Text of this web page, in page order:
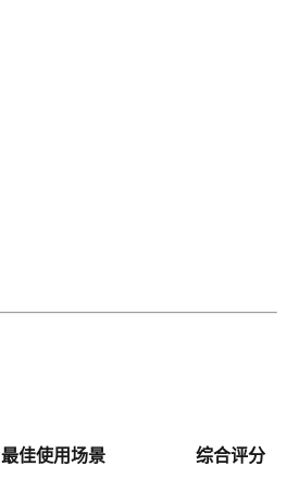
最佳使用场景 综合评分